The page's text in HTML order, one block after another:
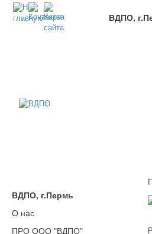
ВДПО,
ВДПО, г.Пермь
О нас
ПРО ООО "ВДПО"